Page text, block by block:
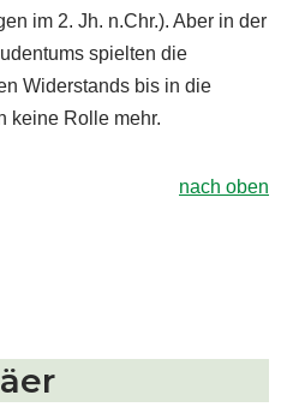
im 2. Jh. n.Chr.). Aber in der
spielten die
Widerstands bis in die
keine Rolle mehr.
nach oben